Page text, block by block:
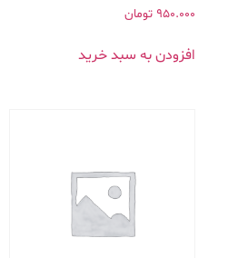
950.000 تومان
افزودن به سبد خرید